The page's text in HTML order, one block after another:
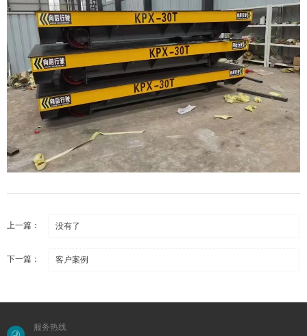
上一篇： 没有了
下一篇： 客户案例
服务热线